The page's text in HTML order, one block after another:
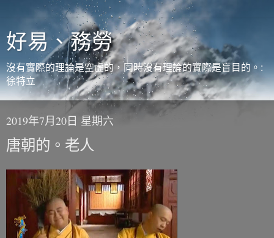
好易、務勞
沒有實際的理論是空虛的，同時沒有理論的實際是盲目的。:
徐特立
2019年7月20日 星期六
唐朝的。老人